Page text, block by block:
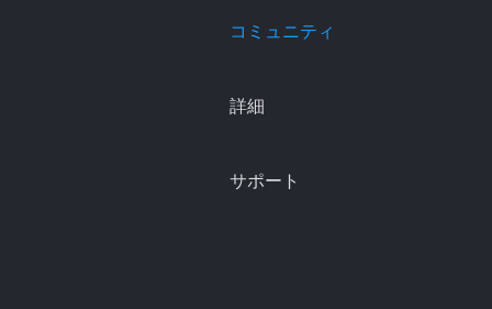
コミュニティ
詳細
サポート